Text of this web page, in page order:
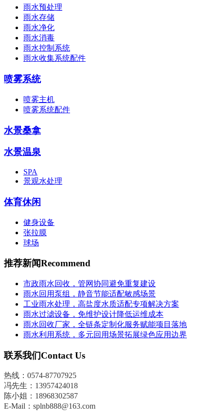
雨水预处理
雨水存储
雨水净化
雨水消毒
雨水控制系统
雨水收集系统配件
喷雾系统
喷雾主机
喷雾系统配件
水景桑拿
水景温泉
SPA
景观水处理
体育休闲
健身设备
张拉膜
球场
推荐新闻Recommend
市政雨水回收，管网协同避免重复建设
雨水回用泵组，静音节能适配敏感场景
工业雨水处理，高盐度水质适配专项解决方案
雨水过滤设备，免维护设计降低运维成本
雨水回收厂家，全链条定制化服务赋能项目落地
雨水利用系统，多元回用场景拓展绿色应用边界
联系我们Contact Us
热线：0574-87707925
冯先生 ： 13957424018
陈小姐：18968302587
E-Mail：splnb888@163.com